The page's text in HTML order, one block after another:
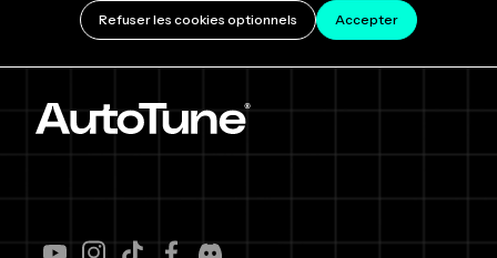
Refuser les cookies optionnels Accepter